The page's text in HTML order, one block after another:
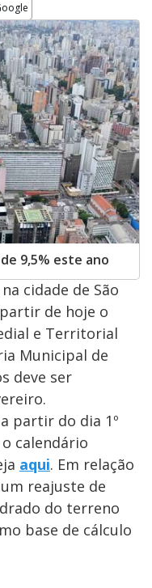
9,5% este ano
cidade de São
de hoje o
e Territorial
Municipal de
deve ser
partir do dia 1º
calendário
aqui. Em relação
reajuste de
do terreno
base de cálculo